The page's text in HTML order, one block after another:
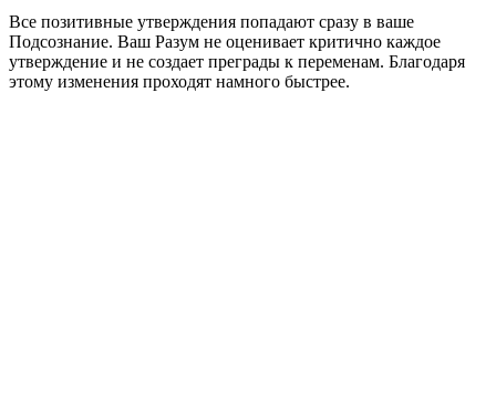
Все позитивные утверждения попадают сразу в ваше
Подсознание. Ваш Разум не оценивает критично каждое
утверждение и не создает преграды к переменам. Благодаря
этому изменения проходят намного быстрее.